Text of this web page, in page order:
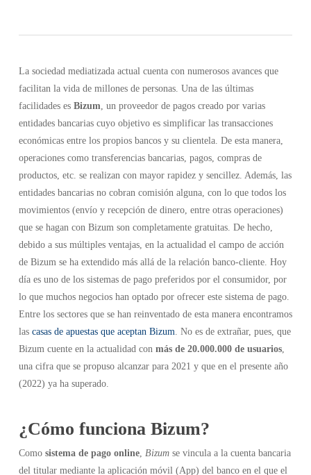
La sociedad mediatizada actual cuenta con numerosos avances que
facilitan la vida de millones de personas. Una de las últimas
facilidades es Bizum, un proveedor de pagos creado por varias
entidades bancarias cuyo objetivo es simplificar las transacciones
económicas entre los propios bancos y su clientela. De esta manera,
operaciones como transferencias bancarias, pagos, compras de
productos, etc. se realizan con mayor rapidez y sencillez. Además, las
entidades bancarias no cobran comisión alguna, con lo que todos los
movimientos (envío y recepción de dinero, entre otras operaciones)
que se hagan con Bizum son completamente gratuitas. De hecho,
debido a sus múltiples ventajas, en la actualidad el campo de acción
de Bizum se ha extendido más allá de la relación banco-cliente. Hoy
día es uno de los sistemas de pago preferidos por el consumidor, por
lo que muchos negocios han optado por ofrecer este sistema de pago.
Entre los sectores que se han reinventado de esta manera encontramos
las casas de apuestas que aceptan Bizum. No es de extrañar, pues, que
Bizum cuente en la actualidad con más de 20.000.000 de usuarios,
una cifra que se propuso alcanzar para 2021 y que en el presente año
(2022) ya ha superado.
¿Cómo funciona Bizum?
Como sistema de pago online, Bizum se vincula a la cuenta bancaria
del titular mediante la aplicación móvil (App) del banco en el que el